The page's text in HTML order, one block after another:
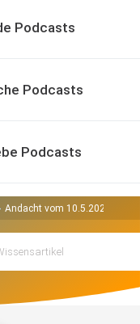
Podcasts
Podcasts
Podcasts
Andacht vom 10.5.2020